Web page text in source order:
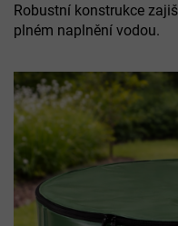
Robustní konstrukce
plném naplnění vodou.